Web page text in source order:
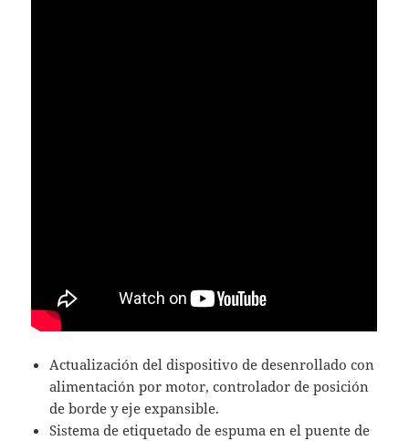
Actualización del dispositivo de desenrollado con
alimentación por motor, controlador de posición
de borde y eje expansible.
Sistema de etiquetado de espuma en el puente de